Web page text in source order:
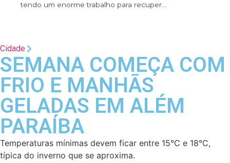
tendo um enorme trabalho para recuper...
Cidade
SEMANA COMEÇA COM
FRIO E MANHÃS
GELADAS EM ALÉM
PARAÍBA
Temperaturas mínimas devem ficar entre 15°C e 18°C,
típica do inverno que se aproxima.